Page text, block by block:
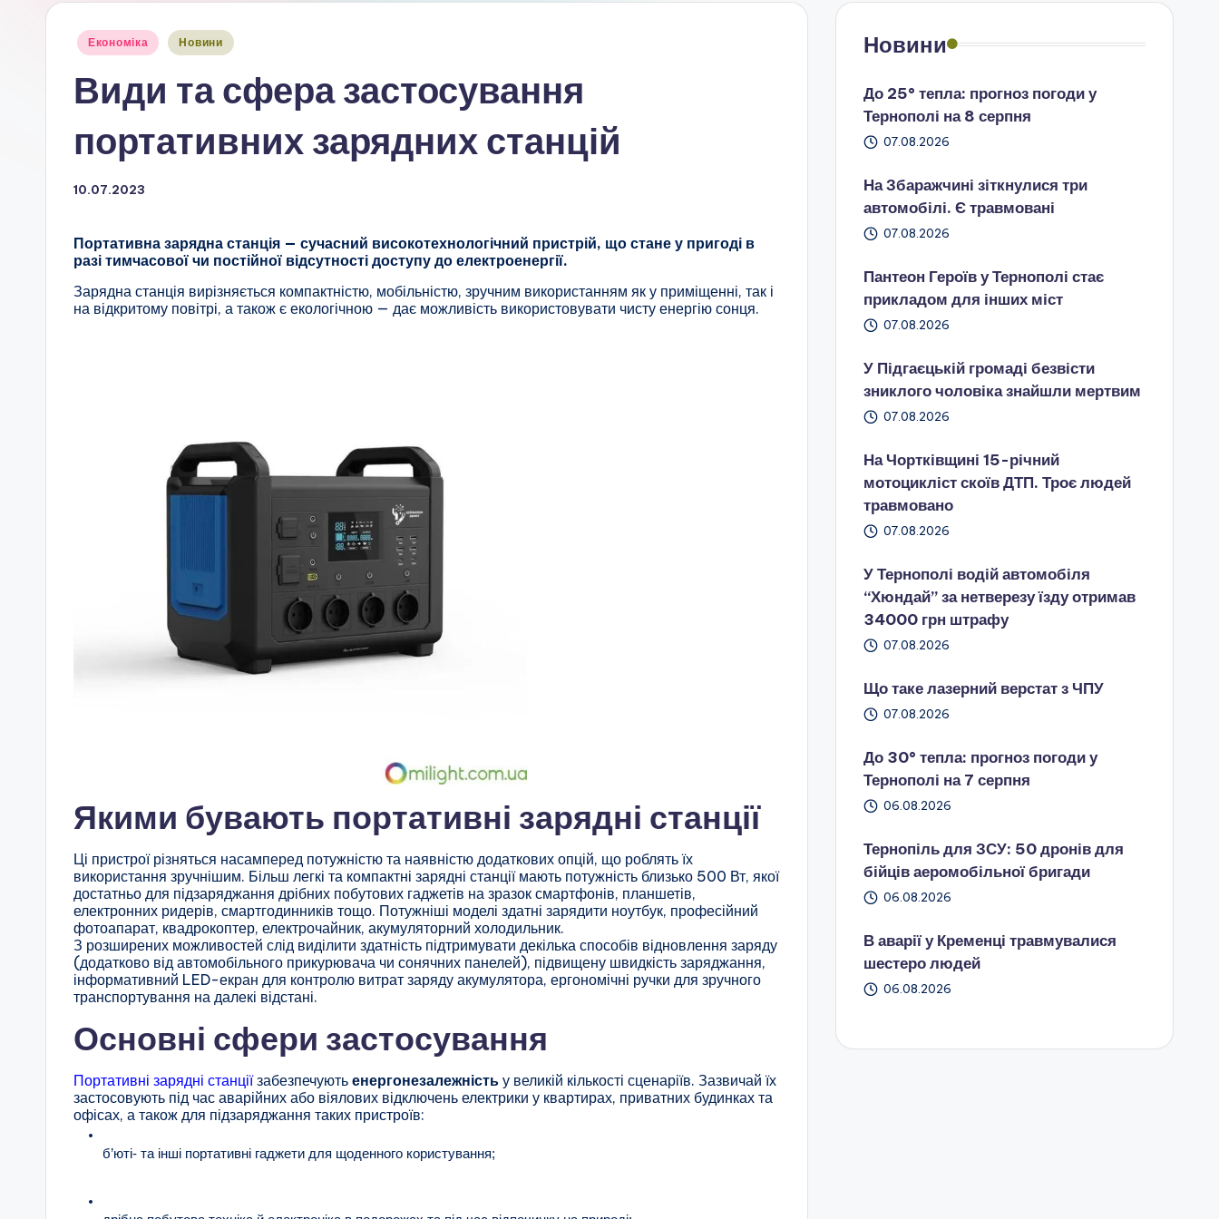
Опубліковано
Економіка Новини
Види та сфера застосування
портативних зарядних станцій
10.07.2023
Портативна зарядна станція — сучасний високотехнологічний пристрій, що стане у пригоді в
разі тимчасової чи постійної відсутності доступу до електроенергії.
Зарядна станція вирізняється компактністю, мобільністю, зручним використанням як у приміщенні, так і
на відкритому повітрі, а також є екологічною — дає можливість використовувати чисту енергію сонця.
Якими бувають портативні зарядні станції
Ці пристрої різняться насамперед потужністю та наявністю додаткових опцій, що роблять їх
використання зручнішим. Більш легкі та компактні зарядні станції мають потужність близько 500 Вт, якої
достатньо для підзаряджання дрібних побутових гаджетів на зразок смартфонів, планшетів,
електронних ридерів, смартгодинників тощо. Потужніші моделі здатні зарядити ноутбук, професійний
фотоапарат, квадрокоптер, електрочайник, акумуляторний холодильник.
З розширених можливостей слід виділити здатність підтримувати декілька способів відновлення заряду
(додатково від автомобільного прикурювача чи сонячних панелей), підвищену швидкість заряджання,
інформативний LED-екран для контролю витрат заряду акумулятора, ергономічні ручки для зручного
транспортування на далекі відстані.
Основні сфери застосування
Портативні зарядні станціїзабезпечують енергонезалежність у великій кількості сценаріїв. Зазвичай їх
застосовують під час аварійних або віялових відключень електрики у квартирах, приватних будинках та
офісах, а також для підзаряджання таких пристроїв:
б’юті- та інші портативні гаджети для щоденного користування;
Новини
До 25° тепла: прогноз погоди у
Тернополі на 8 серпня
07.08.2026
На Збаражчині зіткнулися три
автомобілі. Є травмовані
07.08.2026
Пантеон Героїв у Тернополі стає
прикладом для інших міст
07.08.2026
У Підгаєцькій громаді безвісти
зниклого чоловіка знайшли мертвим
07.08.2026
На Чортківщині 15-річний
мотоцикліст скоїв ДТП. Троє людей
травмовано
07.08.2026
У Тернополі водій автомобіля
“Хюндай” за нетверезу їзду отримав
34000 грн штрафу
07.08.2026
Що таке лазерний верстат з ЧПУ
07.08.2026
До 30° тепла: прогноз погоди у
Тернополі на 7 серпня
06.08.2026
Тернопіль для ЗСУ: 50 дронів для
бійців аеромобільної бригади
06.08.2026
В аварії у Кременці травмувалися
шестеро людей
06.08.2026